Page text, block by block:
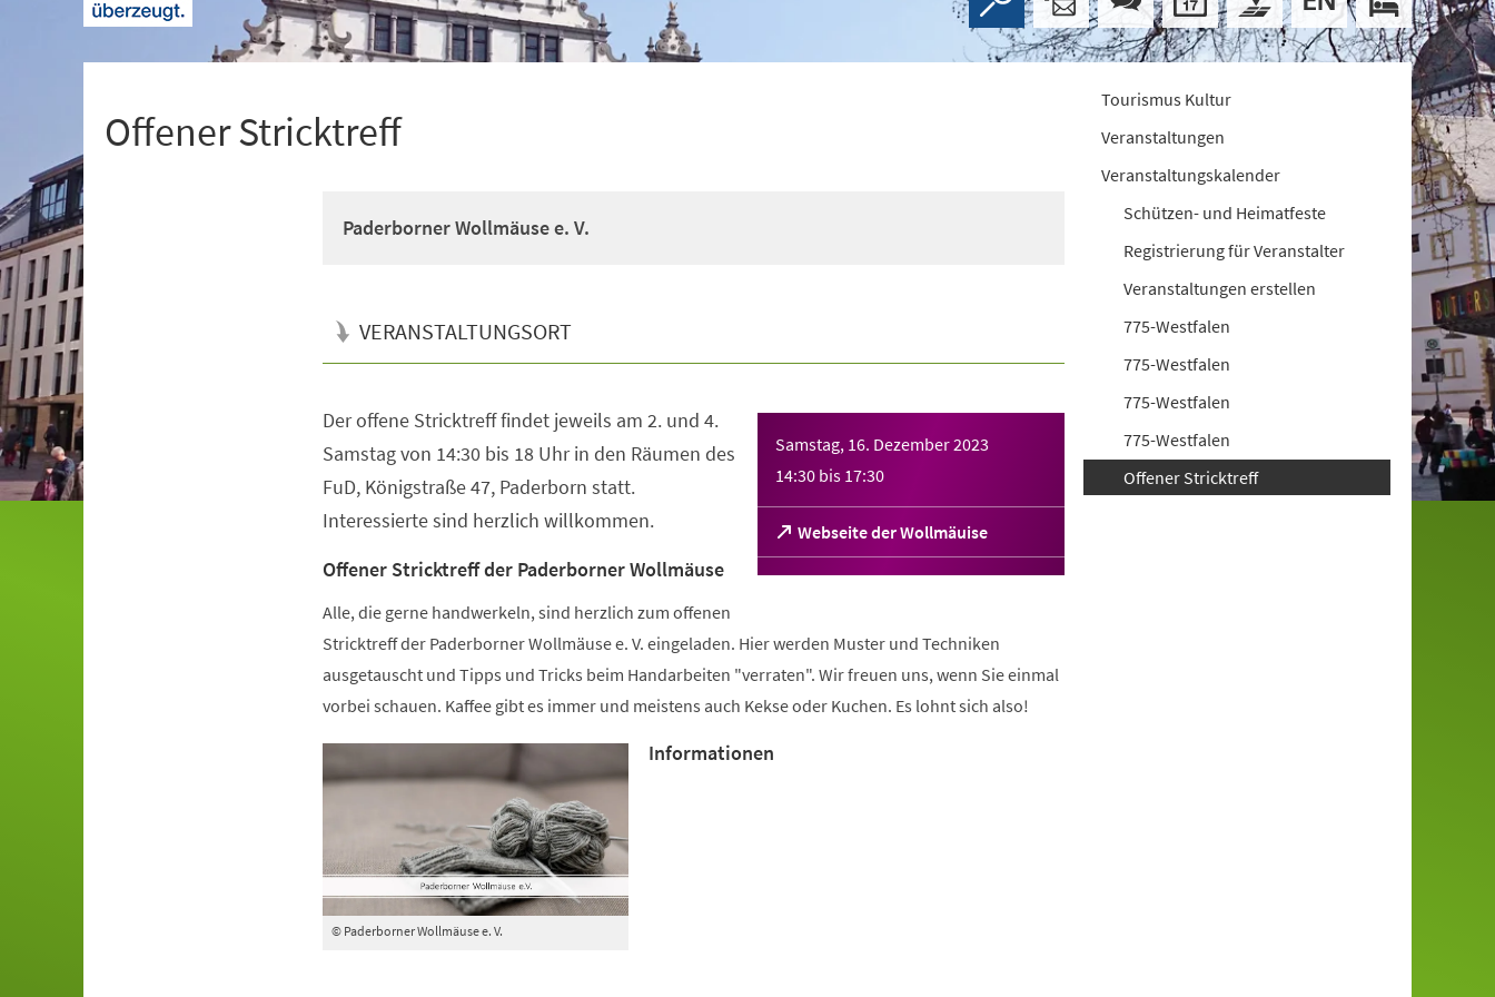
Offener Stricktreff
Paderborner Wollmäuse e. V.
VERANSTALTUNGSORT
Samstag, 16. Dezember 2023
14:30 bis 17:30
Webseite der Wollmäuise
(Öffnet
in
einem
Der offene Stricktreff findet jeweils am 2. und 4.
Samstag von 14:30 bis 18 Uhr in den Räumen des
FuD, Königstraße 47, Paderborn statt.
Interessierte sind herzlich willkommen.
Offener Stricktreff der Paderborner Wollmäuse
Alle, die gerne handwerkeln, sind herzlich zum offenen
Stricktreff der Paderborner Wollmäuse e. V. eingeladen. Hier werden Muster und Techniken
ausgetauscht und Tipps und Tricks beim Handarbeiten "verraten". Wir freuen uns, wenn Sie einmal
vorbei schauen. Kaffee gibt es immer und meistens auch Kekse oder Kuchen. Es lohnt sich also!
© Paderborner Wollmäuse e. V.
Informationen
Tourismus Kultur
Veranstaltungen
Veranstaltungskalender
Schützen- und Heimatfeste
Registrierung für Veranstalter
Veranstaltungen erstellen
775-Westfalen
775-Westfalen
775-Westfalen
775-Westfalen
Offener Stricktreff